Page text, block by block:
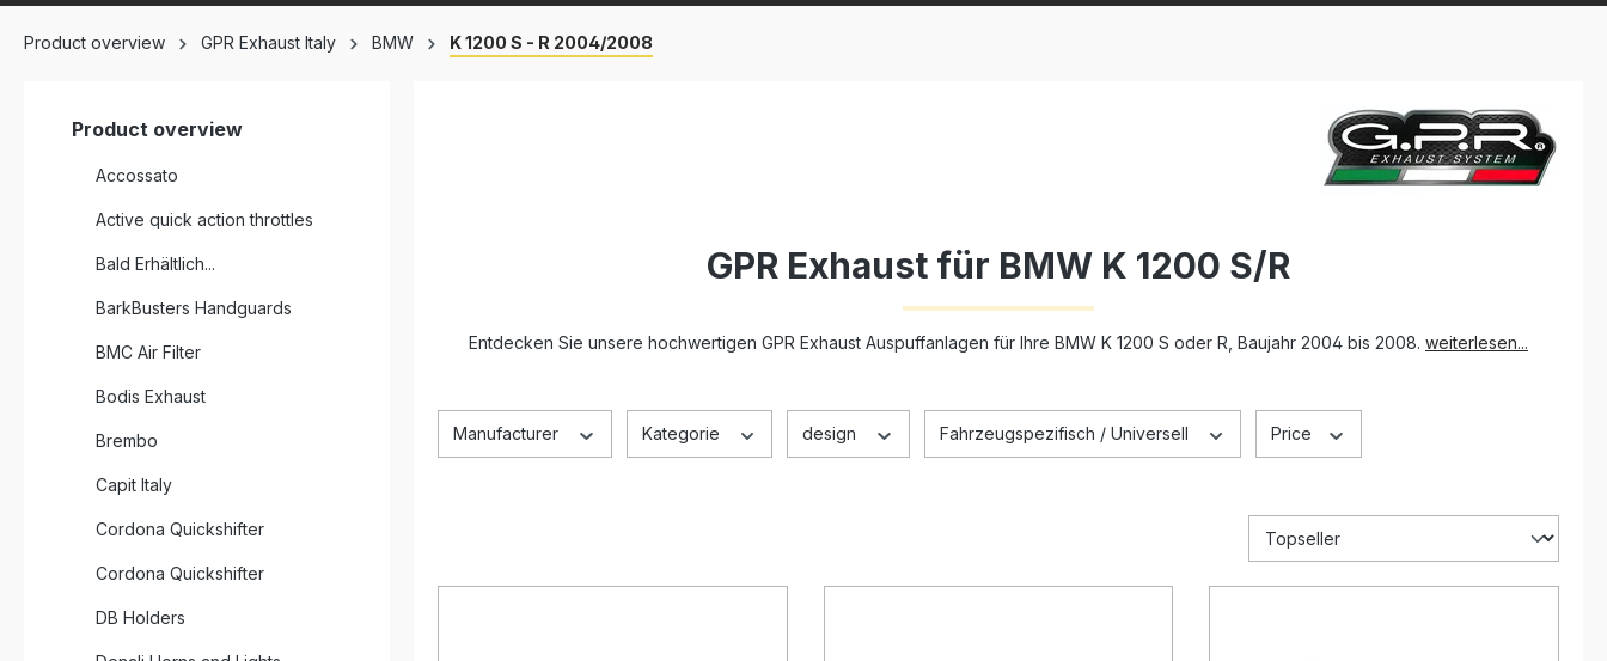
Product overview GPR Exhaust Italy BMW K 1200 S - R 2004/2008
Product overview
Accossato
Active quick action throttles
Bald Erhältlich...
BarkBusters Handguards
BMC Air Filter
Bodis Exhaust
Brembo
Capit Italy
Cordona Quickshifter
Cordona Quickshifter
DB Holders
GPR Exhaust für BMW K 1200 S/R
Entdecken Sie unsere hochwertigen GPR Exhaust Auspuffanlagen für Ihre BMW K 1200 S oder R, Baujahr 2004 bis 2008. weiterlesen...
Manufacturer Kategorie design Fahrzeugspezifisch / Universell Price